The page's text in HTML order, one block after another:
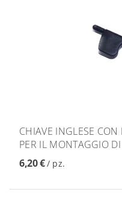
CHIAVE INGLESE
PER IL MONTAGGIO
6,20 €/ pz.